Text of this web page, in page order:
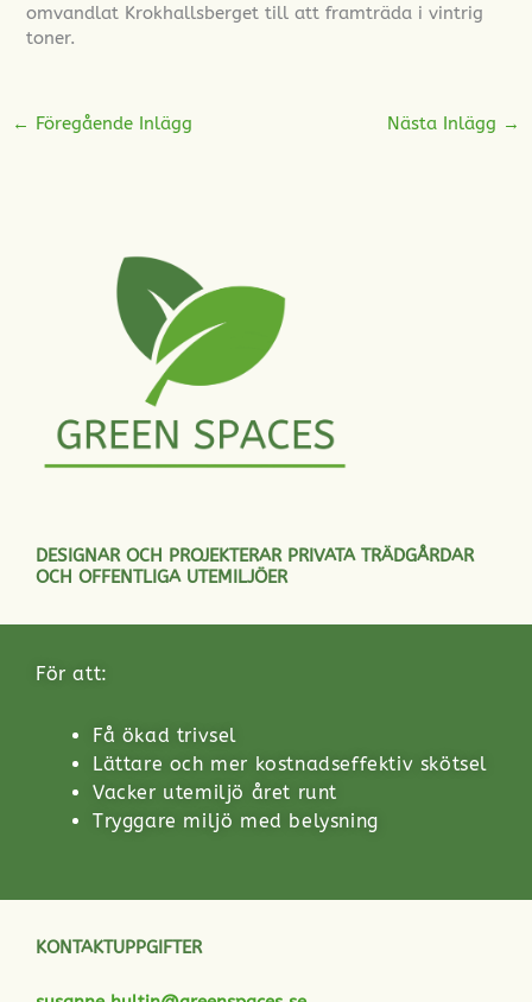
omvandlat Krokhallsberget till att framträda i vintrig
toner.
← Föregående Inlägg Nästa Inlägg →
DESIGNAR OCH PROJEKTERAR PRIVATA TRÄDGÅRDAR
OCH OFFENTLIGA UTEMILJÖER
För att:
Få ökad trivsel
Lättare och mer kostnadseffektiv skötsel
Vacker utemiljö året runt
Tryggare miljö med belysning
KONTAKTUPPGIFTER